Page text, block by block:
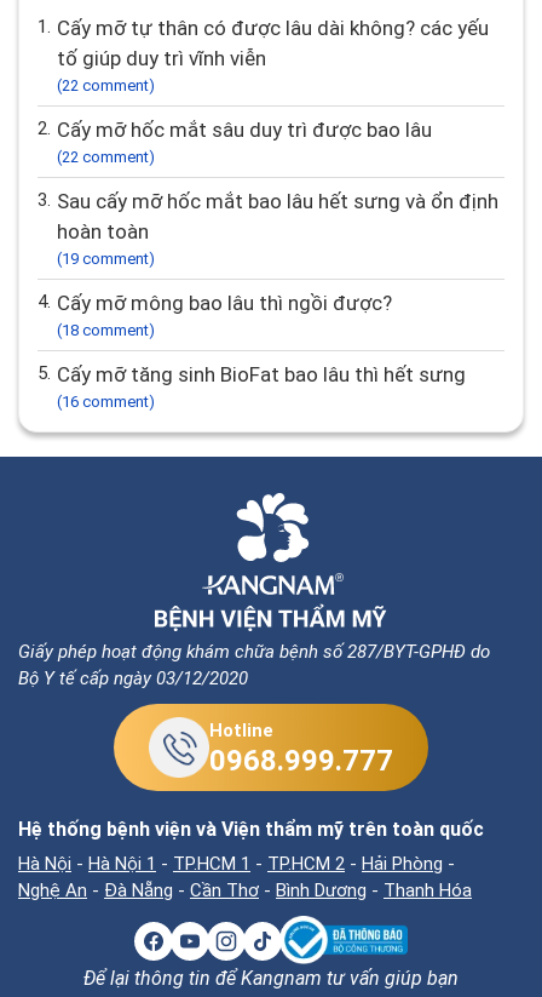
1. Cấy mỡ tự thân có được lâu dài không? các yếu
tố giúp duy trì vĩnh viễn
(22 comment)
2. Cấy mỡ hốc mắt sâu duy trì được bao lâu
(22 comment)
3. Sau cấy mỡ hốc mắt bao lâu hết sưng và ổn định
hoàn toàn
(19 comment)
4. Cấy mỡ mông bao lâu thì ngồi được?
(18 comment)
5. Cấy mỡ tăng sinh BioFat bao lâu thì hết sưng
(16 comment)
Giấy phép hoạt động khám chữa bệnh số 287/BYT-GPHĐ do
Bộ Y tế cấp ngày 03/12/2020
Hotline
0968.999.777
Hệ thống bệnh viện và Viện thẩm mỹ trên toàn quốc
Hà Nội - Hà Nội 1 - TP.HCM 1 - TP.HCM 2 - Hải Phòng -
Nghệ An - Đà Nẵng - Cần Thơ - Bình Dương - Thanh Hóa
Để lại thông tin để Kangnam tư vấn giúp bạn